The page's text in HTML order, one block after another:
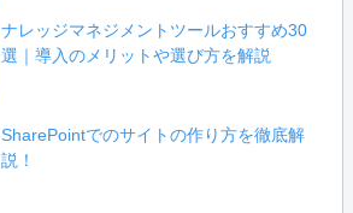
ナレッジマネジメントツールおすすめ30
選｜導入のメリットや選び方を解説
SharePointでのサイトの作り方を徹底解
説！